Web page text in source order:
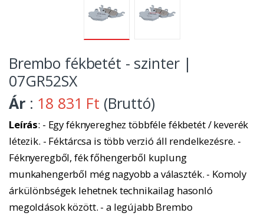
Brembo fékbetét - szinter |
07GR52SX
Ár : 18 831 Ft (Bruttó)
Leírás: - Egy féknyereghez többféle fékbetét / keverék
létezik. - Féktárcsa is több verzió áll rendelkezésre. -
Féknyeregből, fék főhengerből kuplung
munkahengerből még nagyobb a választék. - Komoly
árkülönbségek lehetnek technikailag hasonló
megoldások között. - a legújabb Brembo